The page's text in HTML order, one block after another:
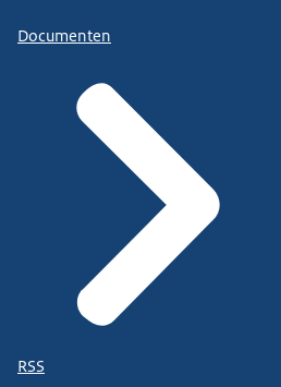
Documenten
RSS